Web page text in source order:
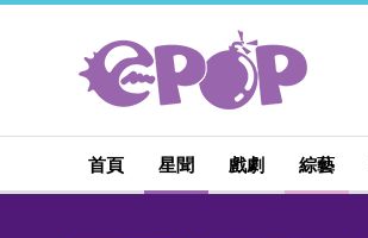
首頁 星聞 戲劇 綜藝